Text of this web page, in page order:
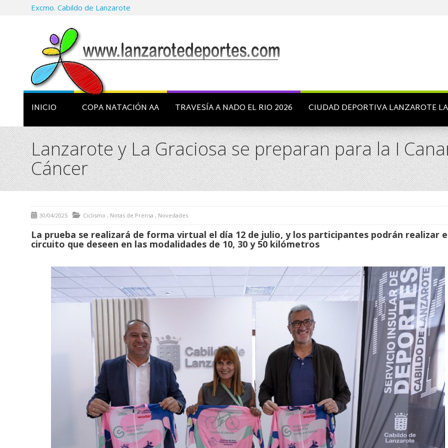
Excmo. Cabildo de Lanzarote
INICIO COPA NATACIÓN AA TRAVESÍA A NADO EL RIO 2026 CIUDAD DEPORTIVA LANZAROTE
Lanzarote y La Graciosa se preparan para la I
Cáncer
30/04/2025 Ciclismo , Notas de Prensa , Novedades
La prueba se realizará de forma virtual el día 12 de julio, y los participantes podrán realizar
circuito que deseen en las modalidades de 10, 30 y 50 kilómetros